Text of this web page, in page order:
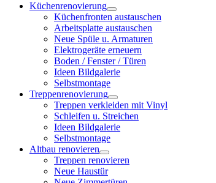
Küchenrenovierung
Küchenfronten austauschen
Arbeitsplatte austauschen
Neue Spüle u. Armaturen
Elektrogeräte erneuern
Boden / Fenster / Türen
Ideen Bildgalerie
Selbstmontage
Treppenrenovierung
Treppen verkleiden mit Vinyl
Schleifen u. Streichen
Ideen Bildgalerie
Selbstmontage
Altbau renovieren
Treppen renovieren
Neue Haustür